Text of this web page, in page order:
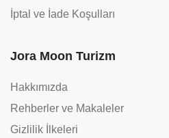
İptal ve İade Koşulları
Jora Moon Turizm
Hakkımızda
Rehberler ve Makaleler
Gizlilik İlkeleri